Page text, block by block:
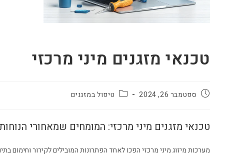
טכנאי מזגנים מיני מרכזי
ספטמבר 26, 2024 טיפול במזגנים
טכנאי מזגנים מיני מרכזי: המומחים שמאחורי
מערכות מיזוג מיני מרכזי הפכו לאחד הפתרונות המובילים לקירור